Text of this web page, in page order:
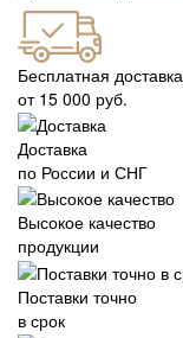
Бесплатная доставка
от 15 000 руб.
Доставка
по России и СНГ
Высокое качество
продукции
Поставки точно
в срок